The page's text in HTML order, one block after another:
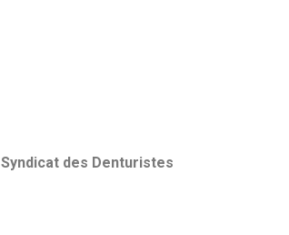
Syndicat des Denturistes